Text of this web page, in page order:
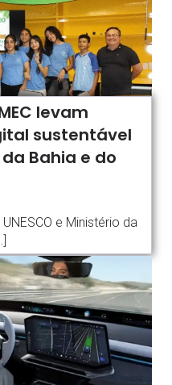
levam
sustentável
Bahia e do
e Ministério da